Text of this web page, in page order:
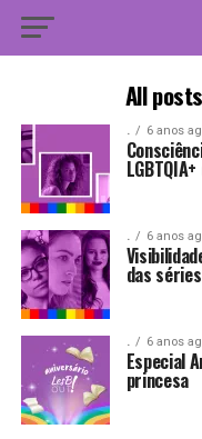
All
. 6 anos
. 6 anos
das
. 6 anos
Especial
princesa